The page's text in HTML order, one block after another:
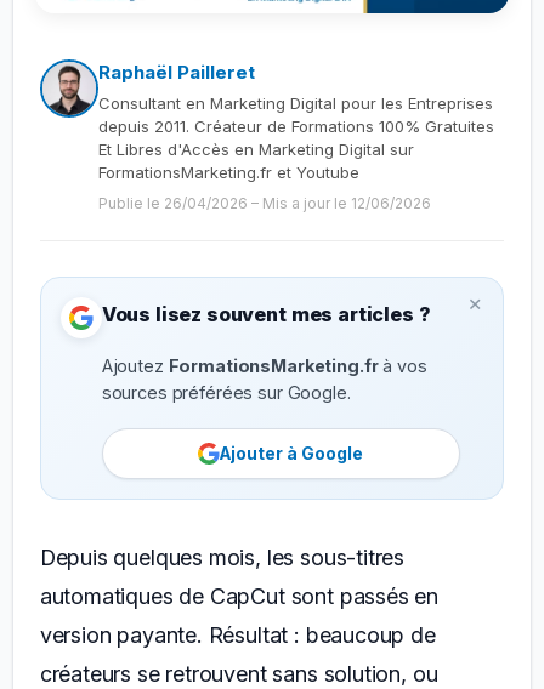
Raphaël Pailleret
Consultant en Marketing Digital pour les Entreprises
depuis 2011. Créateur de Formations 100% Gratuites
Et Libres d'Accès en Marketing Digital sur
FormationsMarketing.fr et Youtube
Publie le 26/04/2026 – Mis a jour le 12/06/2026
×
Vous lisez souvent mes articles ?
Ajoutez FormationsMarketing.frà vos
sources préférées sur Google.
Ajouter à Google
Depuis quelques mois, les sous-titres
automatiques de CapCut sont passés en
version payante. Résultat : beaucoup de
créateurs se retrouvent sans solution, ou